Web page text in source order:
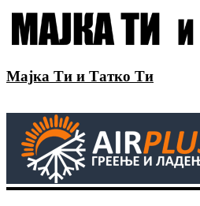
Мајка Ти и Татко Ти